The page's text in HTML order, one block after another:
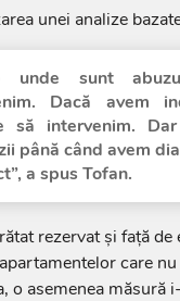
unei analize
unde sunt
Dacă avem
să intervenim.
până când avem
a spus Tofan.
rezervat și față de
care
o asemenea măsură